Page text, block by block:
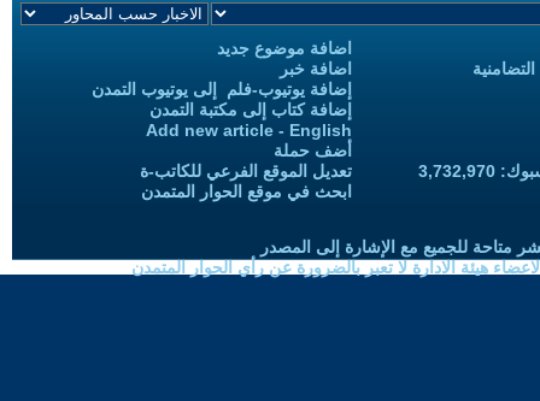
اضافة موضوع جديد
اضافة خبر
إضافة يوتيوب-فلم إلى يوتيوب التمدن
إضافة كتاب إلى مكتبة التمدن
Add new article - English
أضف حملة
تعديل الموقع الفرعي للكاتب-ة
ابحث في موقع الحوار المتمدن
متاحة للجميع مع الإشارة إلى المصدر
هيئة الادارة لا تعبر بالضرورة عن رأي الحوار المتمدن